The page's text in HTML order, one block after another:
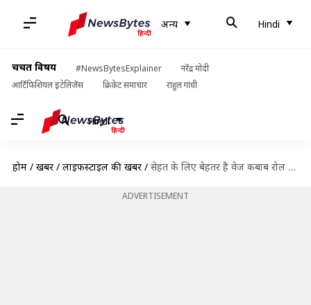
अन्य Hindi
चर्चित विषय #NewsBytesExplainer
नरेंद्र मोदी
आर्टिफिशियल इंटेलिजेंस
क्रिकेट समाचार राहुल गांधी
Hindi
होम / खबरें / लाइफस्टाइल की खबरें / सेहत के लिए बेहतर है वेज कबाब रोल परांठा, घर पर ऐसे करें तैयार
ADVERTISEMENT